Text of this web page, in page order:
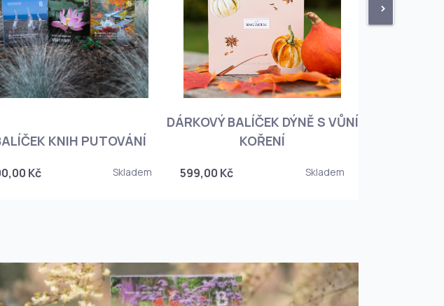
>
KNIH PUTOVÁNÍ
Kč Skladem
DÁRKOVÝ BALÍČEK DÝNĚ S VŮNÍ
KOŘENÍ
599,00 Kč Skladem